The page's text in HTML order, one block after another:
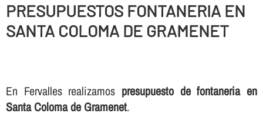
PRESUPUESTOS FONTANERIA EN
SANTA COLOMA DE GRAMENET
En Fervalles realizamos presupuesto de fontaneria en
Santa Coloma de Gramenet.